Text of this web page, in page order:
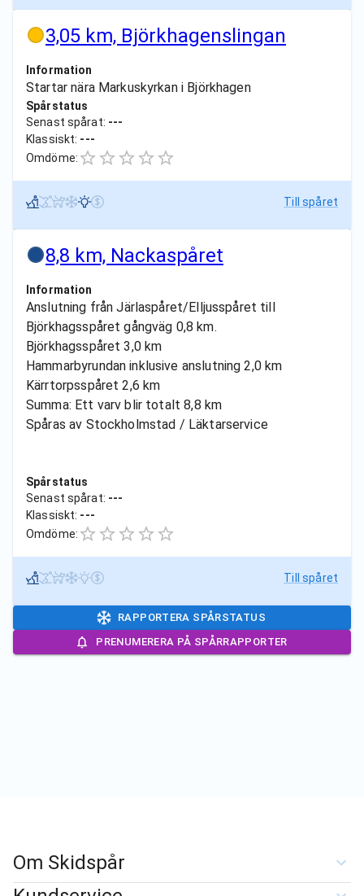
3,05 km, Björkhagenslingan
Information
Startar nära Markuskyrkan i Björkhagen
Spårstatus
Senast spårat: ---
Klassiskt: ---
Omdöme:
Till spåret
8,8 km, Nackaspåret
Information
Anslutning från Järlaspåret/Elljusspåret till
Björkhagsspåret gångväg 0,8 km.
Björkhagsspåret 3,0 km
Hammarbyrundan inklusive anslutning 2,0 km
Kärrtorpsspåret 2,6 km
Summa: Ett varv blir totalt 8,8 km
Spåras av Stockholmstad / Läktarservice
Spårstatus
Senast spårat: ---
Klassiskt: ---
Omdöme:
Till spåret
RAPPORTERA SPÅRSTATUS
PRENUMERERA PÅ SPÅRRAPPORTER
Om Skidspår